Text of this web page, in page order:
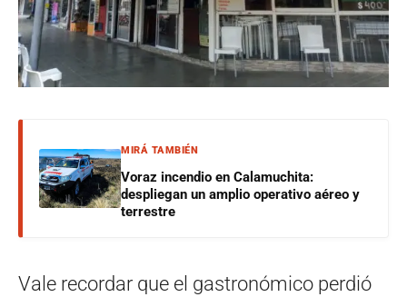
MIRÁ TAMBIÉN
Voraz incendio en Calamuchita:
despliegan un amplio operativo aéreo y
terrestre
Vale recordar que el gastronómico perdió